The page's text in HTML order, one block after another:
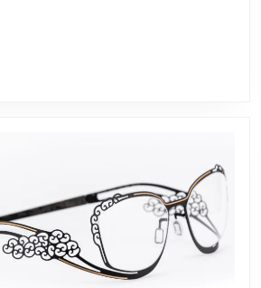
Performance
au
Rendez-
vous